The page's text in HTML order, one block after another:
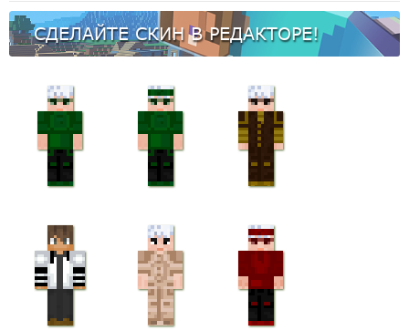
СДЕЛАЙТЕ СКИН В РЕДАКТОРЕ!